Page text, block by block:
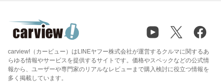
carview!（カービュー）はLINEヤフー株式会社が運営するクルマに関するあ
らゆる情報やサービスを提供するサイトです。価格やスペックなどの公式情
報から、ユーザーや専門家のリアルなレビューまで購入検討に役立つ情報を
多く掲載しています。